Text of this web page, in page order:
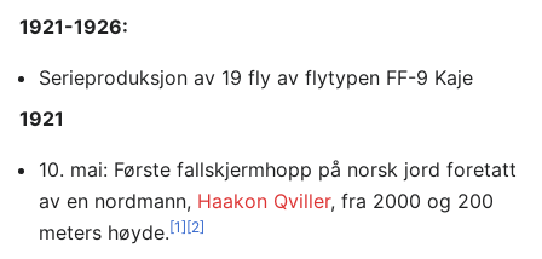
1921-1926:
Serieproduksjon av 19 fly av flytypen FF-9 Kaje
1921
10. mai: Første fallskjermhopp på norsk jord foretatt
av en nordmann, Haakon Qviller, fra 2000 og 200
meters høyde.[1][2]